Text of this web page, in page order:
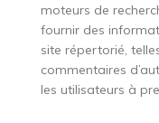
moteurs de
fournir des
site répertorié,
commentaires
les utilisateurs à